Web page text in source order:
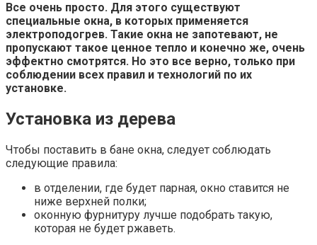
Все очень просто. Для этого существуют
специальные окна, в которых применяется
электроподогрев. Такие окна не запотевают, не
пропускают такое ценное тепло и конечно же, очень
эффектно смотрятся. Но это все верно, только при
соблюдении всех правил и технологий по их
установке.
Установка из дерева
Чтобы поставить в бане окна, следует соблюдать
следующие правила:
в отделении, где будет парная, окно ставится не
ниже верхней полки;
оконную фурнитуру лучше подобрать такую,
которая не будет ржаветь.